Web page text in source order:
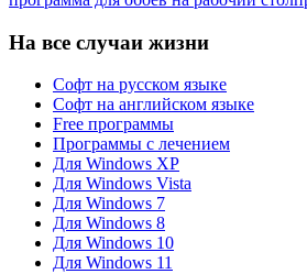
На все случаи жизни
Софт на русском языке
Софт на английском языке
Free программы
Программы с лечением
Для Windows XP
Для Windows Vista
Для Windows 7
Для Windows 8
Для Windows 10
Для Windows 11